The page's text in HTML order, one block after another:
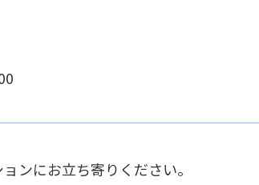
ンにお立ち寄りください。